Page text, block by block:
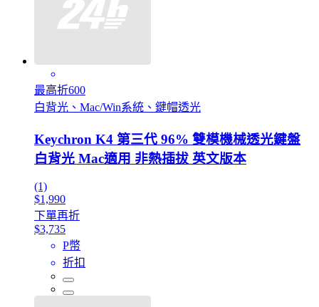
最高折600
白背光、Mac/Win系統、鍵帽透光
Keychron K4 第三代 96% 雙模機械透光鍵盤
白背光 Mac適用 非熱插拔 英文版本
(1)
$1,990
下單再折
$3,735
P幣
折扣